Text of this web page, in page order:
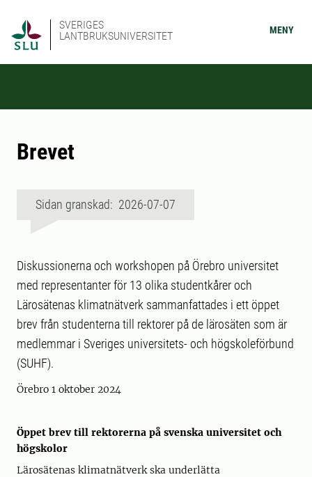
SVERIGES
LANTBRUKSUNIVERSITET
MENY
Brevet
Sidan granskad: 2026-07-07
Diskussionerna och workshopen på Örebro universitet
med representanter för 13 olika studentkårer och
Lärosätenas klimatnätverk sammanfattades i ett öppet
brev från studenterna till rektorer på de lärosäten som är
medlemmar i Sveriges universitets- och högskoleförbund
(SUHF).
Örebro 1 oktober 2024
Öppet brev till rektorerna på svenska universitet och
högskolor
Lärosätenas klimatnätverk ska underlätta